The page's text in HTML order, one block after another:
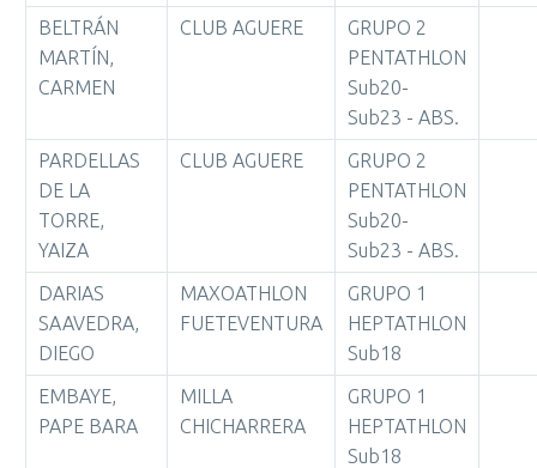
BELTRÁN
MARTÍN,
CARMEN
CLUB AGUERE
GRUPO 2
PENTATHLON
Sub20-
Sub23 - ABS.
PARDELLAS
DE LA
TORRE,
YAIZA
CLUB AGUERE
GRUPO 2
PENTATHLON
Sub20-
Sub23 - ABS.
DARIAS
SAAVEDRA,
DIEGO
MAXOATHLON
FUETEVENTURA
GRUPO 1
HEPTATHLON
Sub18
EMBAYE,
PAPE BARA
MILLA
CHICHARRERA
GRUPO 1
HEPTATHLON
Sub18